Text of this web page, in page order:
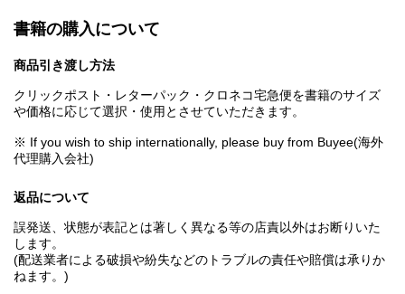
書籍の購入について
商品引き渡し方法
クリックポスト・レターパック・クロネコ宅急便を書籍のサイズ
や価格に応じて選択・使用とさせていただきます。
※ If you wish to ship internationally, please buy from Buyee(海外
代理購入会社)
返品について
誤発送、状態が表記とは著しく異なる等の店責以外はお断りいた
します。
(配送業者による破損や紛失などのトラブルの責任や賠償は承りか
ねます。)